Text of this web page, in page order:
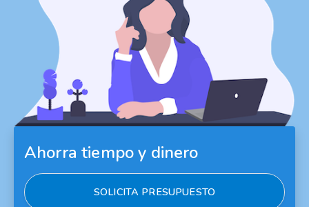
Ahorra tiempo y dinero
SOLICITA PRESUPUESTO